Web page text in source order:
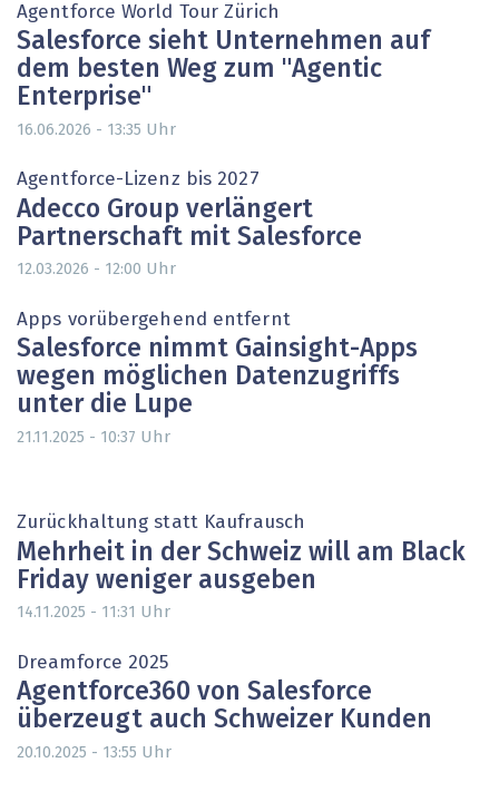
Agentforce World Tour Zürich
Salesforce sieht Unternehmen auf
dem besten Weg zum "Agentic
Enterprise"
16.06.2026 - 13:35 Uhr
Agentforce-Lizenz bis 2027
Adecco Group verlängert
Partnerschaft mit Salesforce
12.03.2026 - 12:00 Uhr
Apps vorübergehend entfernt
Salesforce nimmt Gainsight-Apps
wegen möglichen Datenzugriffs
unter die Lupe
21.11.2025 - 10:37 Uhr
Zurückhaltung statt Kaufrausch
Mehrheit in der Schweiz will am Black
Friday weniger ausgeben
14.11.2025 - 11:31 Uhr
Dreamforce 2025
Agentforce360 von Salesforce
überzeugt auch Schweizer Kunden
20.10.2025 - 13:55 Uhr